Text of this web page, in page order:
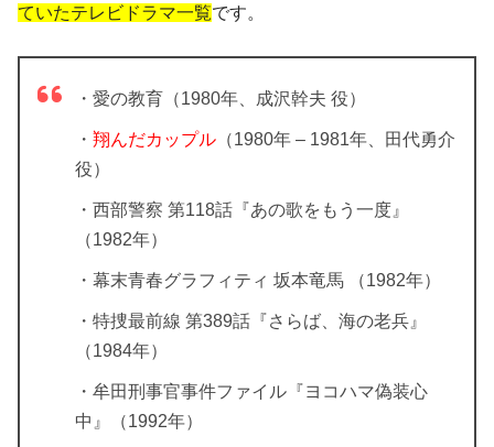
ていたテレビドラマ一覧です。
・愛の教育（1980年、成沢幹夫 役）
・ 翔んだカップル （1980年 – 1981年、田代勇介
役）
・西部警察 第118話『あの歌をもう一度』
（1982年）
・幕末青春グラフィティ 坂本竜馬 （1982年）
・特捜最前線 第389話『さらば、海の老兵』
（1984年）
・牟田刑事官事件ファイル『ヨコハマ偽装心
中』（1992年）